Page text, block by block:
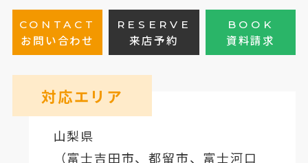
CONTACT
お問い合わせ
RESERVE
来店予約
BOOK
資料請求
対応エリア
山梨県
（富士吉田市、都留市、 富士河口